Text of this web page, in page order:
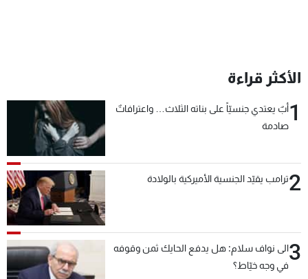
الأكثر قراءة
1أبٌ يعتدي جنسيّاً على بناته الثلاث… واعترافاتٌ
صادمة
2ترامب يقيّد الجنسية الأميركية بالولادة
3الى نواف سلام: هل يدفع الحايك ثمن وقوفه
في وجه خيّاط؟
جدول البرامج
الترددات
الإنـتـاج
لاعلاناتكم
تواصل معنا
شروط الإسـتخدام
سياسة الخصوصية